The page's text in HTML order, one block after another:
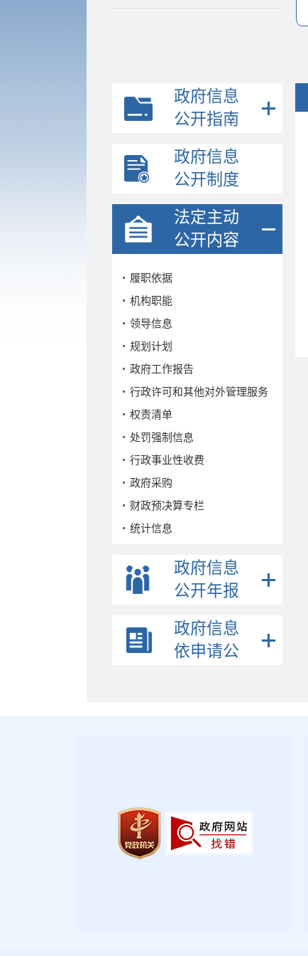
政府信息
公开指南
政府信息
公开制度
法定主动
公开内容
履职依据
机构职能
领导信息
规划计划
政府工作报告
行政许可和其他对外管理服务
权责清单
处罚强制信息
行政事业性收费
政府采购
财政预决算专栏
统计信息
事业单位招考
公示公告
政策解读
2025年第三期
2025年第二期
政府信息
公开年报
政府信息
依申请公